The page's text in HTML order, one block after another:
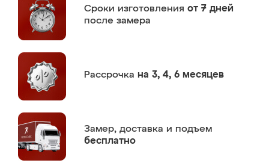
Сроки изготовления от 7 дней
после замера
Рассрочка на 3, 4, 6 месяцев
Замер, доставка и подъем
бесплатно